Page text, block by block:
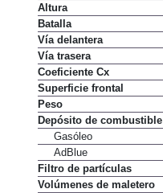
Altura
Batalla
Vía delantera
Vía trasera
Coeficiente Cx
Superficie frontal
Peso
Depósito de combustible
Gasóleo
AdBlue
Filtro de partículas
Volúmenes de maletero